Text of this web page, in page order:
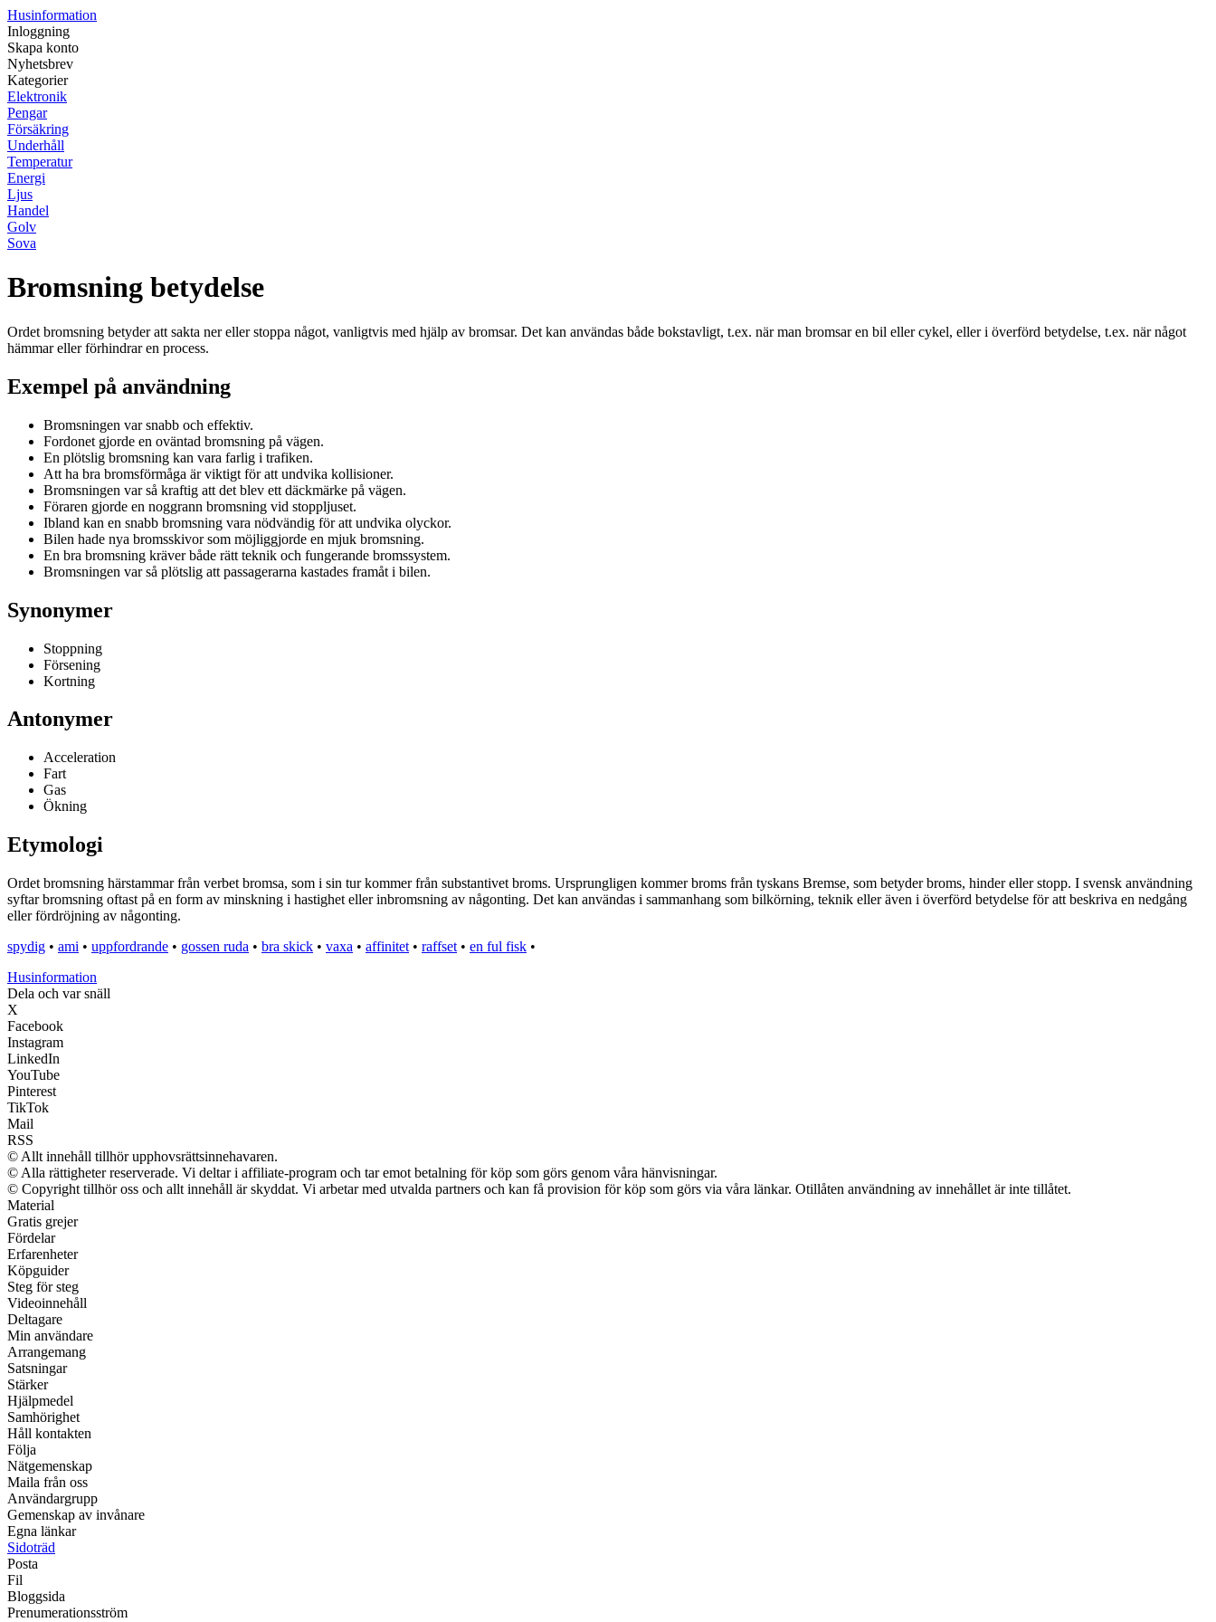
Husinformation
Inloggning
Skapa konto
Nyhetsbrev
Kategorier
Elektronik
Pengar
Försäkring
Underhåll
Temperatur
Energi
Ljus
Handel
Golv
Sova
Bromsning betydelse
Ordet bromsning betyder att sakta ner eller stoppa något, vanligtvis med hjälp av bromsar. Det kan användas både bokstavligt, t.ex. när man bromsar en bil eller cykel, eller i överförd betydelse, t.ex. när något
hämmar eller förhindrar en process.
Exempel på användning
Bromsningen var snabb och effektiv.
Fordonet gjorde en oväntad bromsning på vägen.
En plötslig bromsning kan vara farlig i trafiken.
Att ha bra bromsförmåga är viktigt för att undvika kollisioner.
Bromsningen var så kraftig att det blev ett däckmärke på vägen.
Föraren gjorde en noggrann bromsning vid stoppljuset.
Ibland kan en snabb bromsning vara nödvändig för att undvika olyckor.
Bilen hade nya bromsskivor som möjliggjorde en mjuk bromsning.
En bra bromsning kräver både rätt teknik och fungerande bromssystem.
Bromsningen var så plötslig att passagerarna kastades framåt i bilen.
Synonymer
Stoppning
Försening
Kortning
Antonymer
Acceleration
Fart
Gas
Ökning
Etymologi
Ordet bromsning härstammar från verbet bromsa, som i sin tur kommer från substantivet broms. Ursprungligen kommer broms från tyskans Bremse, som betyder broms, hinder eller stopp. I svensk användning
syftar bromsning oftast på en form av minskning i hastighet eller inbromsning av någonting. Det kan användas i sammanhang som bilkörning, teknik eller även i överförd betydelse för att beskriva en nedgång
eller fördröjning av någonting.
spydig • ami • uppfordrande • gossen ruda • bra skick • vaxa • affinitet • raffset • en ful fisk •
Husinformation
Dela och var snäll
X
Facebook
Instagram
LinkedIn
YouTube
Pinterest
TikTok
Mail
RSS
© Allt innehåll tillhör upphovsrättsinnehavaren.
© Alla rättigheter reserverade. Vi deltar i affiliate-program och tar emot betalning för köp som görs genom våra hänvisningar.
© Copyright tillhör oss och allt innehåll är skyddat. Vi arbetar med utvalda partners och kan få provision för köp som görs via våra länkar. Otillåten användning av innehållet är inte tillåtet.
Material
Gratis grejer
Fördelar
Erfarenheter
Köpguider
Steg för steg
Videoinnehåll
Deltagare
Min användare
Arrangemang
Satsningar
Stärker
Hjälpmedel
Samhörighet
Håll kontakten
Följa
Nätgemenskap
Maila från oss
Användargrupp
Gemenskap av invånare
Egna länkar
Sidoträd
Posta
Fil
Bloggsida
Prenumerationsström